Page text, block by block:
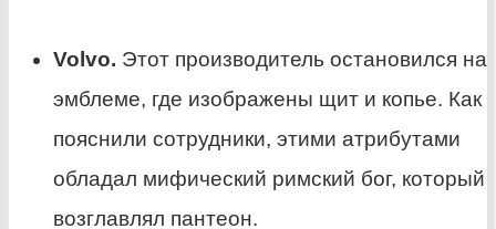
Volvo. Этот производитель остановился на
эмблеме, где изображены щит и копье. Как
пояснили сотрудники, этими атрибутами
обладал мифический римский бог, который
возглавлял пантеон.